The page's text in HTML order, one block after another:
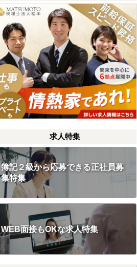
求人特集
簿記２級から応募できる正社員募
集特集
WEB面接もOKな求人特集